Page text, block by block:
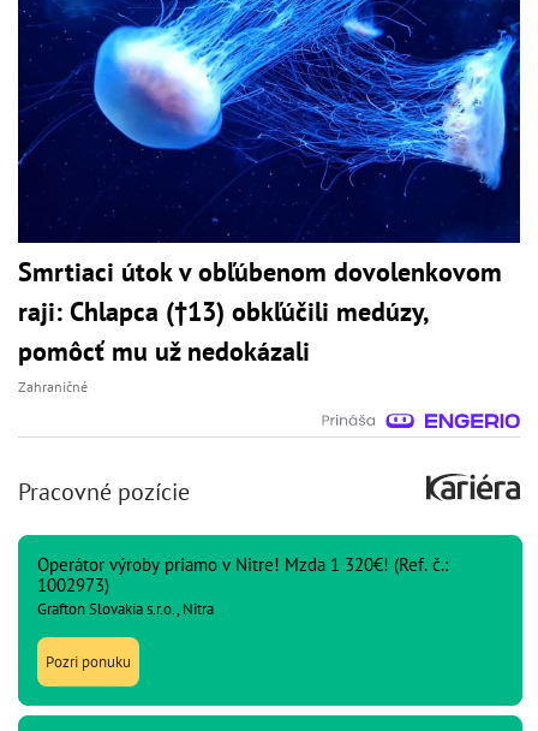
Smrtiaci útok v obľúbenom dovolenkovom
raji: Chlapca (†13) obkľúčili medúzy,
pomôcť mu už nedokázali
Zahraničné
Pracovné pozície
Operátor výroby priamo v Nitre! Mzda 1 320€! (Ref. č.:
1002973)
Grafton Slovakia s.r.o., Nitra
Pozri ponuku